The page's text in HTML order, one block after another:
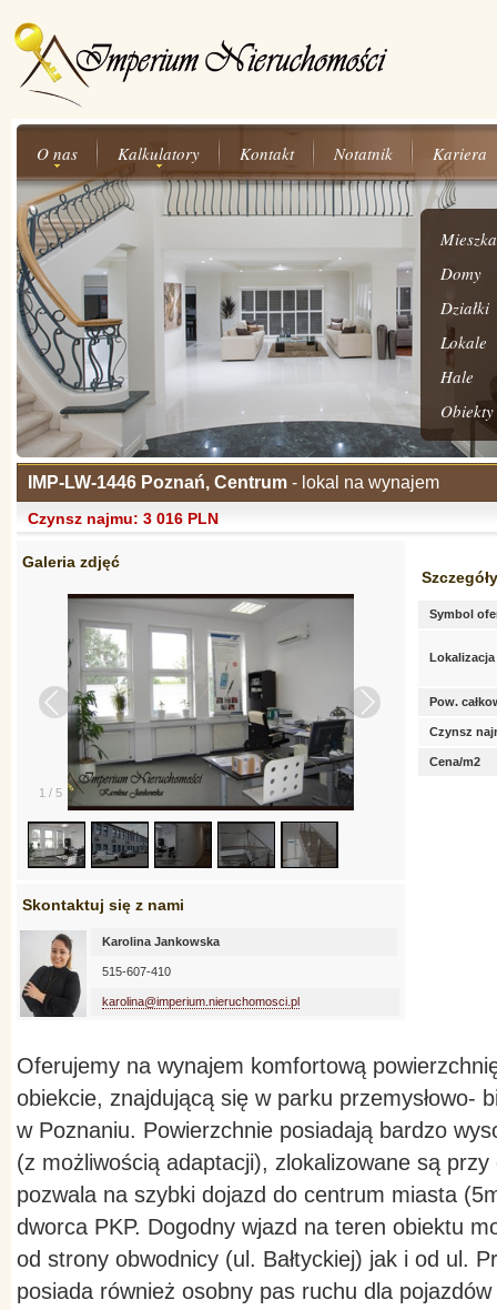
O nas Kalkulatory Kontakt Notatnik Kariera
Domy
Działki
Lokale
Hale
Obiekty
IMP-LW-1446 Poznań, Centrum - lokal na wynajem
Czynsz najmu: 3 016 PLN
Symbol
Lokalizacja
Pow.
Czynsz
Cena/m2
Galeria zdjęć
1 / 5
Skontaktuj się z nami
Karolina Jankowska
515-607-410
karolina@imperium.nieruchomosci.pl
Oferujemy na wynajem komfortową
obiekcie, znajdującą się w parku przemysłowo-
w Poznaniu. Powierzchnie posiadają bardzo
(z możliwością adaptacji), zlokalizowane są
pozwala na szybki dojazd do centrum miasta
dworca PKP. Dogodny wjazd na teren obiektu
od strony obwodnicy (ul. Bałtyckiej) jak i od ul.
posiada również osobny pas ruchu dla